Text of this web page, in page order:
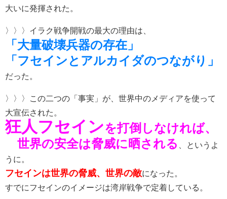
大いに発揮された。
〉〉〉イラク戦争開戦の最大の理由は、
「大量破壊兵器の存在」
「フセインとアルカイダのつながり」
だった。
〉〉〉この二つの「事実」が、世界中のメディアを使って
大宣伝された。
狂人フセインを打倒しなければ、
世界の安全は脅威に晒される
、というよ
うに。
フセインは世界の脅威、世界の敵になった。
すでにフセインのイメージは湾岸戦争で定着している。